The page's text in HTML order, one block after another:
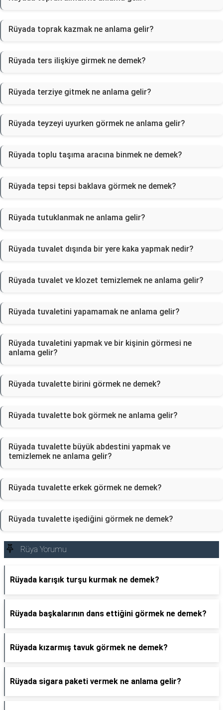
Rüyada toprak kazmak ne anlama gelir?
Rüyada ters ilişkiye girmek ne demek?
Rüyada terziye gitmek ne anlama gelir?
Rüyada teyzeyi uyurken görmek ne anlama gelir?
Rüyada toplu taşıma aracına binmek ne demek?
Rüyada tepsi tepsi baklava görmek ne demek?
Rüyada tutuklanmak ne anlama gelir?
Rüyada tuvalet dışında bir yere kaka yapmak nedir?
Rüyada tuvalet ve klozet temizlemek ne anlama gelir?
Rüyada tuvaletini yapamamak ne anlama gelir?
Rüyada tuvaletini yapmak ve bir kişinin görmesi ne
anlama gelir?
Rüyada tuvalette birini görmek ne demek?
Rüyada tuvalette bok görmek ne anlama gelir?
Rüyada tuvalette büyük abdestini yapmak ve
temizlemek ne anlama gelir?
Rüyada tuvalette erkek görmek ne demek?
Rüyada tuvalette işediğini görmek ne demek?
Rüya Yorumu
Rüyada karışık turşu kurmak ne demek?
Rüyada başkalarının dans ettiğini görmek ne demek?
Rüyada kızarmış tavuk görmek ne demek?
Rüyada sigara paketi vermek ne anlama gelir?